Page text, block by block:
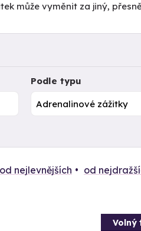
může vyměnit za jiný,
Podle typu
od nejlevnějších od
Volný